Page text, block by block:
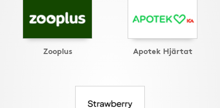
Zooplus Apotek Hjärtat